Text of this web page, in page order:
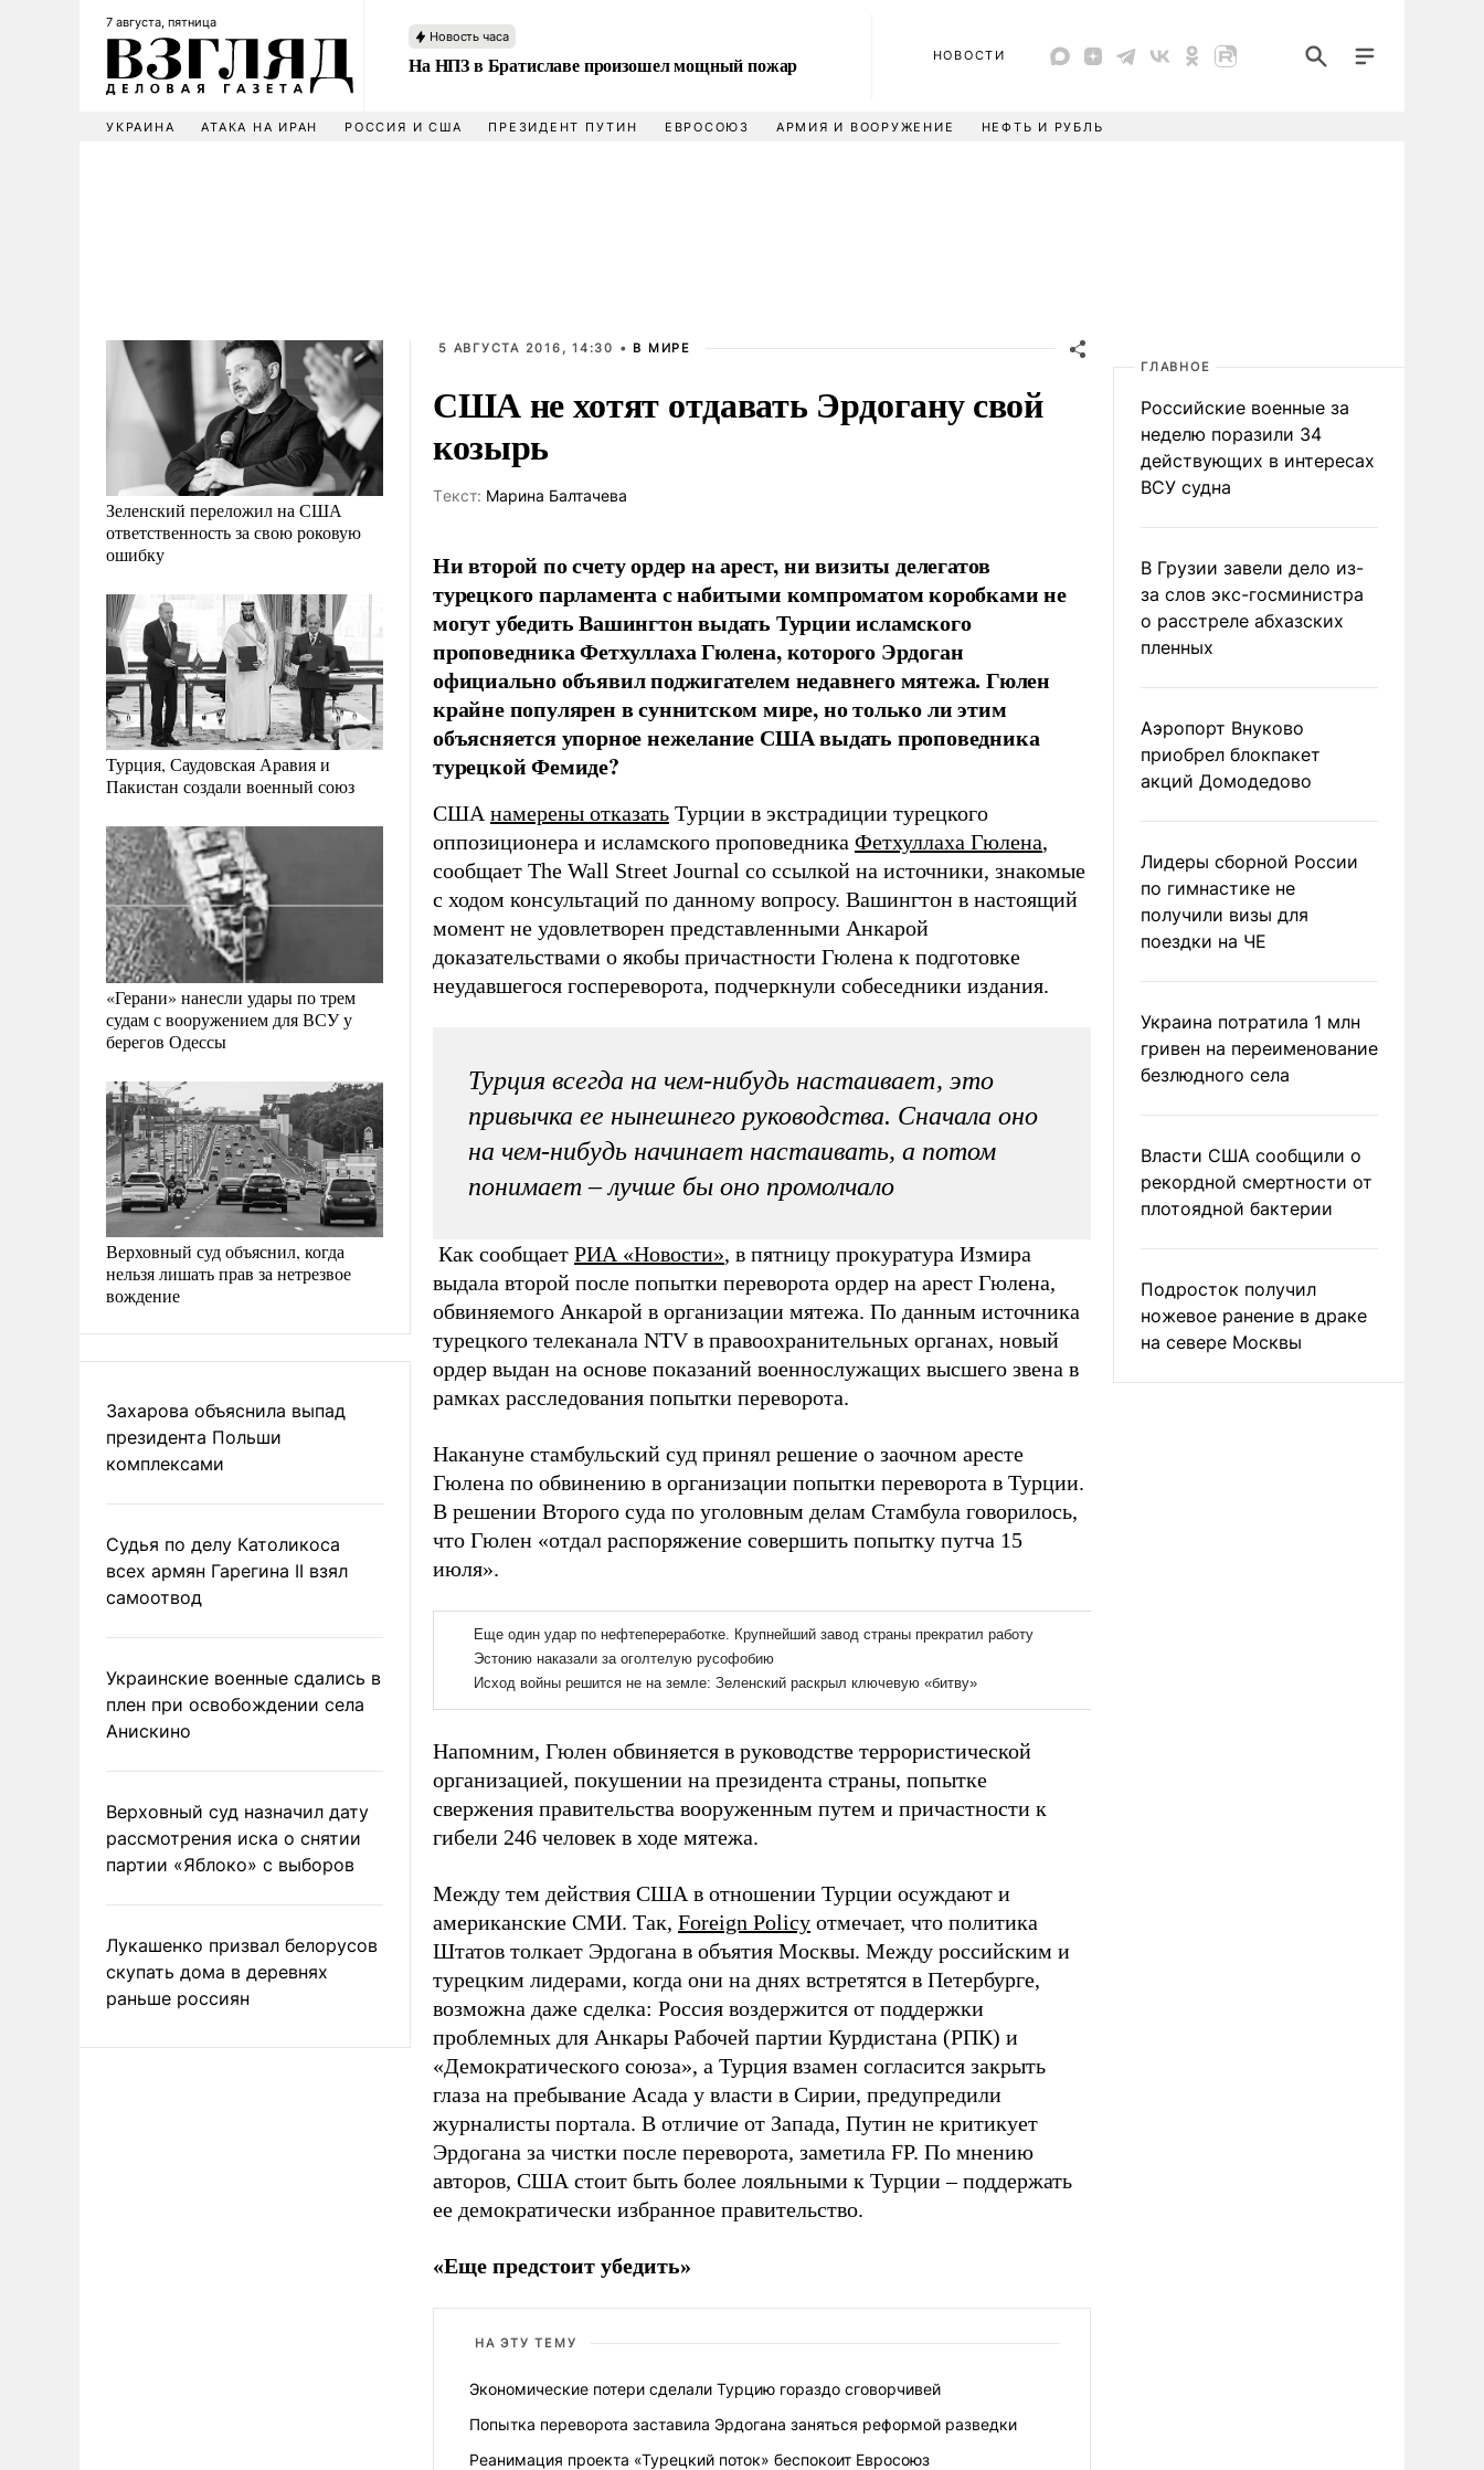
7 августа, пятница
Новость часа
На НПЗ в Братиславе произошел мощный пожар НОВОСТИ
УКРАИНА АТАКА НА ИРАН РОССИЯ И США ПРЕЗИДЕНТ ПУТИН ЕВРОСОЮЗ АРМИЯ И ВООРУЖЕНИЕ НЕФТЬ И РУБЛЬ
Зеленский переложил на США
ответственность за свою роковую
ошибку
Турция, Саудовская Аравия и
Пакистан создали военный союз
«Герани» нанесли удары по трем
судам с вооружением для ВСУ у
берегов Одессы
Верховный суд объяснил, когда
нельзя лишать прав за нетрезвое
вождение
Захарова объяснила выпад
президента Польши
комплексами
Судья по делу Католикоса
всех армян Гарегина II взял
самоотвод
Украинские военные сдались в
плен при освобождении села
Анискино
Верховный суд назначил дату
рассмотрения иска о снятии
партии «Яблоко» с выборов
Лукашенко призвал белорусов
скупать дома в деревнях
раньше россиян
5 АВГУСТА 2016, 14:30 • В МИРЕ
США не хотят отдавать Эрдогану свой
козырь
Tекст: Марина Балтачева
Ни второй по счету ордер на арест, ни визиты делегатов
турецкого парламента с набитыми компроматом коробками не
могут убедить Вашингтон выдать Турции исламского
проповедника Фетхуллаха Гюлена, которого Эрдоган
официально объявил поджигателем недавнего мятежа. Гюлен
крайне популярен в суннитском мире, но только ли этим
объясняется упорное нежелание США выдать проповедника
турецкой Фемиде?
США намерены отказать Турции в экстрадиции турецкого
оппозиционера и исламского проповедника Фетхуллаха Гюлена,
сообщает The Wall Street Journal со ссылкой на источники, знакомые
с ходом консультаций по данному вопросу. Вашингтон в настоящий
момент не удовлетворен представленными Анкарой
доказательствами о якобы причастности Гюлена к подготовке
неудавшегося госпереворота, подчеркнули собеседники издания.
Турция всегда на чем-нибудь настаивает, это
привычка ее нынешнего руководства. Сначала оно
на чем-нибудь начинает настаивать, а потом
понимает – лучше бы оно промолчало
Как сообщает РИА «Новости», в пятницу прокуратура Измира
выдала второй после попытки переворота ордер на арест Гюлена,
обвиняемого Анкарой в организации мятежа. По данным источника
турецкого телеканала NTV в правоохранительных органах, новый
ордер выдан на основе показаний военнослужащих высшего звена в
рамках расследования попытки переворота.
Накануне стамбульский суд принял решение о заочном аресте
Гюлена по обвинению в организации попытки переворота в Турции.
В решении Второго суда по уголовным делам Стамбула говорилось,
что Гюлен «отдал распоряжение совершить попытку путча 15
июля».
Напомним, Гюлен обвиняется в руководстве террористической
организацией, покушении на президента страны, попытке
свержения правительства вооруженным путем и причастности к
гибели 246 человек в ходе мятежа.
Между тем действия США в отношении Турции осуждают и
американские СМИ. Так, Foreign Policy отмечает, что политика
Штатов толкает Эрдогана в объятия Москвы. Между российским и
турецким лидерами, когда они на днях встретятся в Петербурге,
возможна даже сделка: Россия воздержится от поддержки
проблемных для Анкары Рабочей партии Курдистана (РПК) и
«Демократического союза», а Турция взамен согласится закрыть
глаза на пребывание Асада у власти в Сирии, предупредили
журналисты портала. В отличие от Запада, Путин не критикует
Эрдогана за чистки после переворота, заметила FP. По мнению
авторов, США стоит быть более лояльными к Турции – поддержать
ее демократически избранное правительство.
«Еще предстоит убедить»
НА ЭТУ ТЕМУ
Экономические потери сделали Турцию гораздо сговорчивей
Попытка переворота заставила Эрдогана заняться реформой разведки
Реанимация проекта «Турецкий поток» беспокоит Евросоюз
ГЛАВНОЕ
Российские военные за
неделю поразили 34
действующих в интересах
ВСУ судна
В Грузии завели дело из-
за слов экс-госминистра
о расстреле абхазских
пленных
Аэропорт Внуково
приобрел блокпакет
акций Домодедово
Лидеры сборной России
по гимнастике не
получили визы для
поездки на ЧЕ
Украина потратила 1 млн
гривен на переименование
безлюдного села
Власти США сообщили о
рекордной смертности от
плотоядной бактерии
Подросток получил
ножевое ранение в драке
на севере Москвы